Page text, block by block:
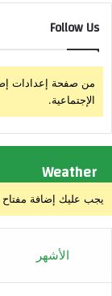
Follow Us
من صفحة إعدادات
الإجتماعية.
Weather
يجب عليك إضافة مفتاح API للطقس من خلال صفحة إعدادات القالب > الدمج.
الأشهر